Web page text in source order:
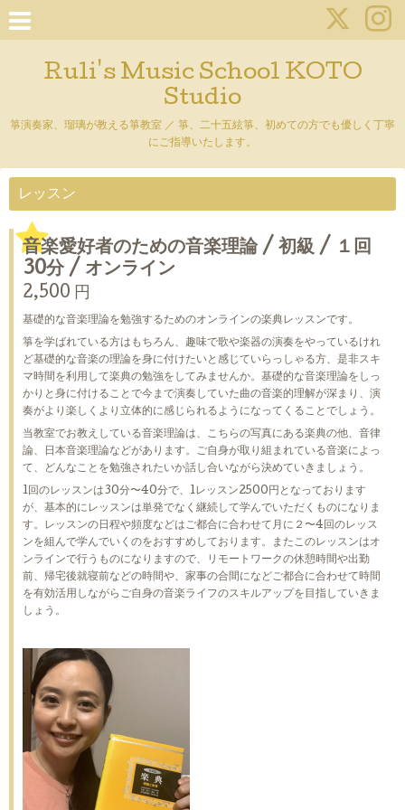
Ruli's Music School KOTO
Studio
箏演奏家、瑠璃が教える箏教室 ／ 箏、二十五絃箏、初めての方でも優しく丁寧
にご指導いたします。
レッスン
音楽愛好者のための音楽理論 / 初級 / １回
30分 / オンライン
2,500 円
基礎的な音楽理論を勉強するためのオンラインの楽典レッスンです。
箏を学ばれている方はもちろん、趣味で歌や楽器の演奏をやっているけれ
ど基礎的な音楽の理論を身に付けたいと感じていらっしゃる方、是非スキ
マ時間を利用して楽典の勉強をしてみませんか。基礎的な音楽理論をしっ
かりと身に付けることで今まで演奏していた曲の音楽的理解が深まり、演
奏がより楽しくより立体的に感じられるようになってくることでしょう。
当教室でお教えしている音楽理論は、こちらの写真にある楽典の他、音律
論、日本音楽理論などがあります。ご自身が取り組まれている音楽によっ
て、どんなことを勉強されたいか話し合いながら決めていきましょう。
1回のレッスンは30分〜40分で、1レッスン2500円となっております
が、基本的にレッスンは単発でなく継続して学んでいただくものになりま
す。レッスンの日程や頻度などはご都合に合わせて月に２〜4回のレッス
ンを組んで学んでいくのをおすすめしております。またこのレッスンはオ
ンラインで行うものになりますので、リモートワークの休憩時間や出勤
前、帰宅後就寝前などの時間や、家事の合間になどご都合に合わせて時間
を有効活用しながらご自身の音楽ライフのスキルアップを目指していきま
しょう。